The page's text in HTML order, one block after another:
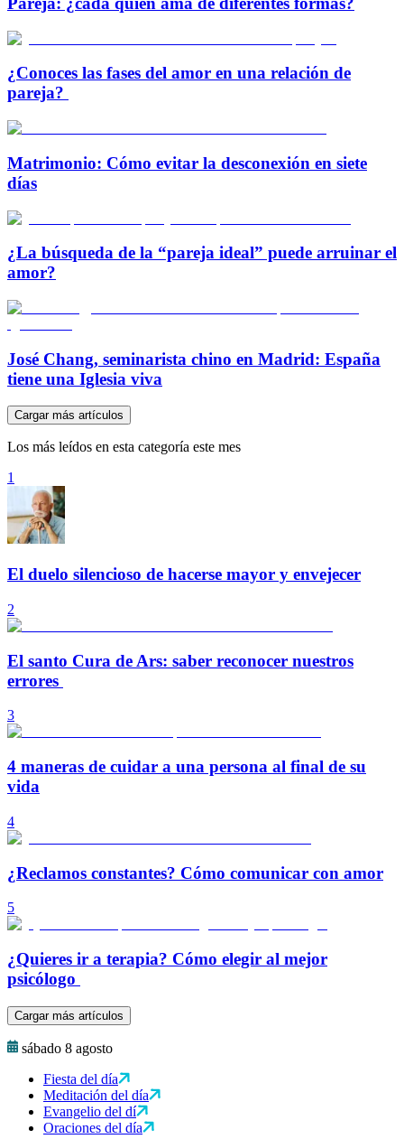
¿Conoces las fases del amor en una relación de
pareja?
Matrimonio: Cómo evitar la desconexión en siete
días
¿La búsqueda de la “pareja ideal” puede arruinar el
amor?
José Chang, seminarista chino en Madrid: España
tiene una Iglesia viva
Cargar más artículos
Los más leídos en esta categoría este mes
1
El duelo silencioso de hacerse mayor y envejecer
2
El santo Cura de Ars: saber reconocer nuestros
errores
3
4 maneras de cuidar a una persona al final de su
vida
4
¿Reclamos constantes? Cómo comunicar con amor
5
¿Quieres ir a terapia? Cómo elegir al mejor
psicólogo
Cargar más artículos
sábado 8 agosto
Fiesta del día
Meditación del día
Evangelio del dí
Oraciones del día